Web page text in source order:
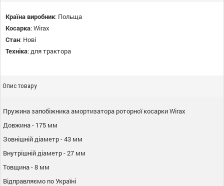
Країна виробник: Польща
Косарка:Wirax
Стан: Нові
Техніка: для трактора
Опис товару
Пружина запобіжника амортизатора роторної косарки Wirax
Довжина - 175 мм
Зовнішній діаметр - 43 мм
Внутрішній діаметр - 27 мм
Товщина - 8 мм
Відправляємо по Україні